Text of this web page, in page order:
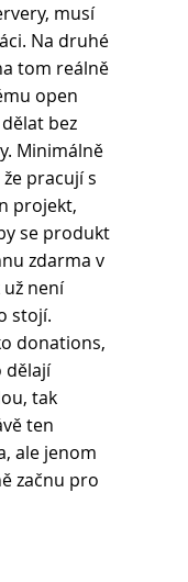
musí
Na druhé
tom reálně
open
bez
Minimálně
pracují s
projekt,
se produkt
zdarma v
už není
stojí.
donations,
dělají
tak
ten
ale jenom
začnu pro